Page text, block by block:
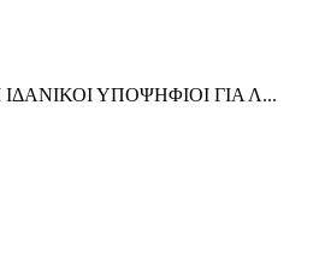
ΥΠΟΨΗΦΙΟΙ ΓΙΑ Λ...